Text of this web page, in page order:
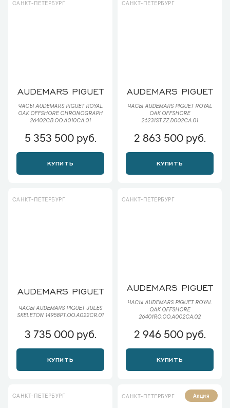
САНКТ-ПЕТЕРБУРГ
AUDEMARS PIGUET
ЧАСЫ AUDEMARS PIGUET ROYAL
OAK OFFSHORE CHRONOGRAPH
26402CB.OO.A010CA.01
5 353 500 руб.
КУПИТЬ
САНКТ-ПЕТЕРБУРГ
AUDEMARS PIGUET
ЧАСЫ AUDEMARS PIGUET ROYAL
OAK OFFSHORE
26231ST.ZZ.D002CA.01
2 863 500 руб.
КУПИТЬ
САНКТ-ПЕТЕРБУРГ
AUDEMARS PIGUET
ЧАСЫ AUDEMARS PIGUET JULES
SKELETON 14958PT.OO.A022CR.01
3 735 000 руб.
КУПИТЬ
САНКТ-ПЕТЕРБУРГ
AUDEMARS PIGUET
ЧАСЫ AUDEMARS PIGUET ROYAL
OAK OFFSHORE
26401RO.OO.A002CA.02
2 946 500 руб.
КУПИТЬ
САНКТ-ПЕТЕРБУРГ САНКТ-ПЕТЕРБУРГ Акция